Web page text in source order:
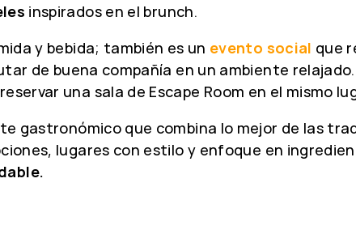
inspirados en el brunch.
y bebida; también es un evento social que
de buena compañía en un ambiente relajado.
una sala de Escape Room en el mismo
gastronómico que combina lo mejor de las
lugares con estilo y enfoque en